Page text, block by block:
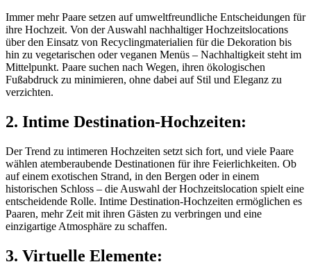
Immer mehr Paare setzen auf umweltfreundliche Entscheidungen für
ihre Hochzeit. Von der Auswahl nachhaltiger Hochzeitslocations
über den Einsatz von Recyclingmaterialien für die Dekoration bis
hin zu vegetarischen oder veganen Menüs – Nachhaltigkeit steht im
Mittelpunkt. Paare suchen nach Wegen, ihren ökologischen
Fußabdruck zu minimieren, ohne dabei auf Stil und Eleganz zu
verzichten.
2. Intime Destination-Hochzeiten:
Der Trend zu intimeren Hochzeiten setzt sich fort, und viele Paare
wählen atemberaubende Destinationen für ihre Feierlichkeiten. Ob
auf einem exotischen Strand, in den Bergen oder in einem
historischen Schloss – die Auswahl der Hochzeitslocation spielt eine
entscheidende Rolle. Intime Destination-Hochzeiten ermöglichen es
Paaren, mehr Zeit mit ihren Gästen zu verbringen und eine
einzigartige Atmosphäre zu schaffen.
3. Virtuelle Elemente: